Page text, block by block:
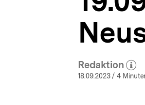
Redaktion
(Mehr
18.09.2023/ 4